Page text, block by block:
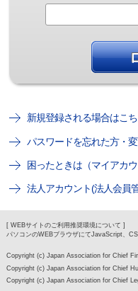
新規登録される場合はこ
パスワードを忘れた方・
困ったときは（マイアカ
法人アカウント(法人会員
[ WEBサイトのご利用推奨環境について ]
パソコンのWEBブラウザにてJavaScript、
Copyright (c) Japan Association for Chief
Copyright (c) Japan Association for Chief
Copyright (c) Japan Association for Chief